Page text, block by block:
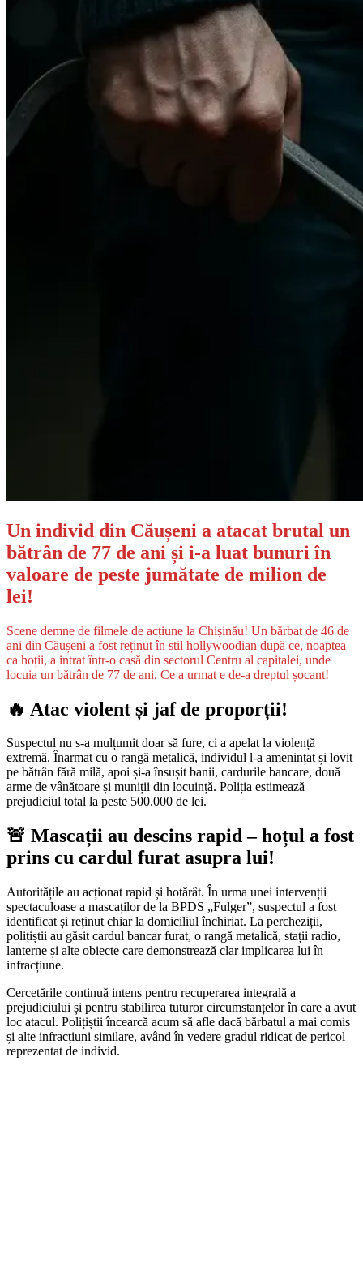
Un individ din Căușeni a atacat brutal un
bătrân de 77 de ani și i-a luat bunuri în
valoare de peste jumătate de milion de
lei!
Scene demne de filmele de acțiune la Chișinău! Un bărbat de 46 de
ani din Căușeni a fost reținut în stil hollywoodian după ce, noaptea
ca hoții, a intrat într-o casă din sectorul Centru al capitalei, unde
locuia un bătrân de 77 de ani. Ce a urmat e de-a dreptul șocant!
🔥 Atac violent și jaf de proporții!
Suspectul nu s-a mulțumit doar să fure, ci a apelat la violență
extremă. Înarmat cu o rangă metalică, individul l-a amenințat și lovit
pe bătrân fără milă, apoi și-a însușit banii, cardurile bancare, două
arme de vânătoare și muniții din locuință. Poliția estimează
prejudiciul total la peste 500.000 de lei.
🚨 Mascații au descins rapid – hoțul a fost
prins cu cardul furat asupra lui!
Autoritățile au acționat rapid și hotărât. În urma unei intervenții
spectaculoase a mascaților de la BPDS „Fulger”, suspectul a fost
identificat și reținut chiar la domiciliul închiriat. La percheziții,
polițiștii au găsit cardul bancar furat, o rangă metalică, stații radio,
lanterne și alte obiecte care demonstrează clar implicarea lui în
infracțiune.
Cercetările continuă intens pentru recuperarea integrală a
prejudiciului și pentru stabilirea tuturor circumstanțelor în care a avut
loc atacul. Polițiștii încearcă acum să afle dacă bărbatul a mai comis
și alte infracțiuni similare, având în vedere gradul ridicat de pericol
reprezentat de individ.